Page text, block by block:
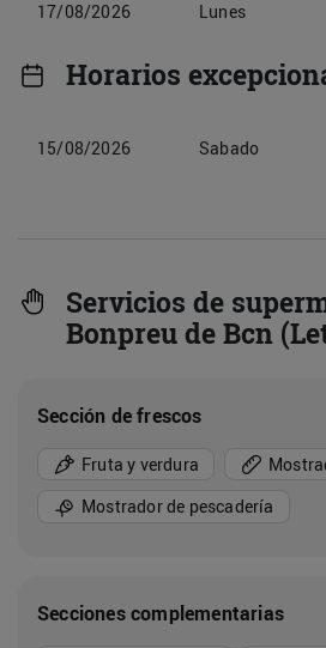
17/08/2026 Lunes
Horarios
15/08/2026 Sabado
Servicios de
Bonpreu de Bcn
Sección de frescos
Fruta y verdura
Mostrador de pescadería
Secciones complementarias